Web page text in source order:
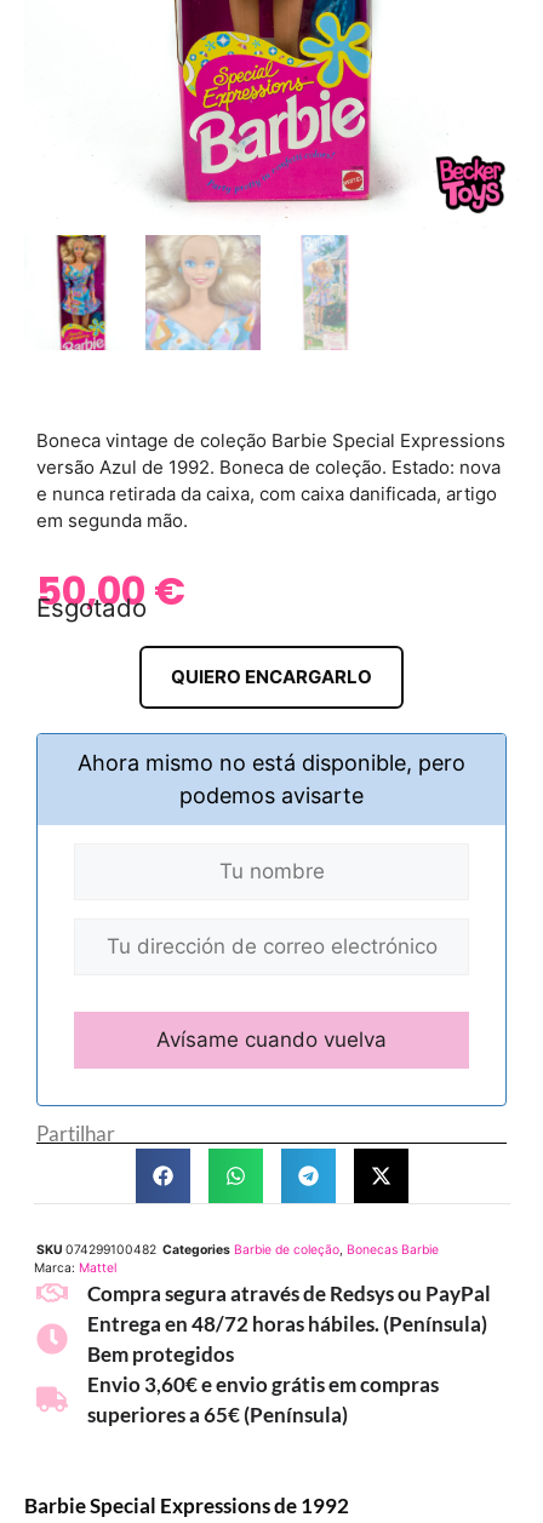
Boneca vintage de coleção Barbie Special Expressions
versão Azul de 1992. Boneca de coleção. Estado: nova
e nunca retirada da caixa, com caixa danificada, artigo
em segunda mão.
50,00 €
Esgotado
QUIERO ENCARGARLO
Ahora mismo no está disponible, pero
podemos avisarte
Partilhar
SKU 074299100482 Categories Barbie de coleção, Bonecas Barbie
Marca: Mattel
Compra segura através de Redsys ou PayPal
Entrega en 48/72 horas hábiles. (Península)
Bem protegidos
Envio 3,60€ e envio grátis em compras
superiores a 65€ (Península)
Barbie Special Expressions de 1992